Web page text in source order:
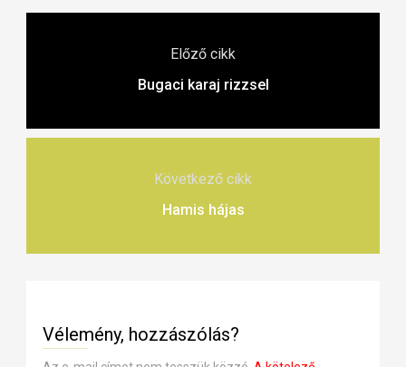
Előző cikk
Bugaci karaj rizzsel
Következő cikk
Hamis hájas
Vélemény, hozzászólás?